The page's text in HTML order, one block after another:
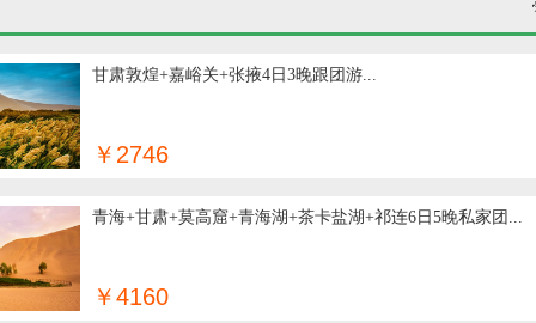
甘肃敦煌+嘉峪关+张掖4日3晚跟团游...
￥2746
青海+甘肃+莫高窟+青海湖+茶卡盐湖+祁连6日5晚私家团...
￥4160